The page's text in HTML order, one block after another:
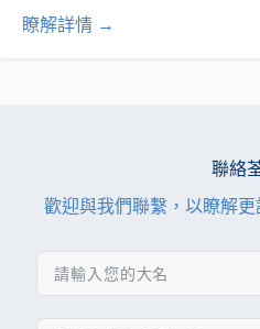
瞭解詳情 →
聯絡
歡迎與我們聯繫，以瞭解更